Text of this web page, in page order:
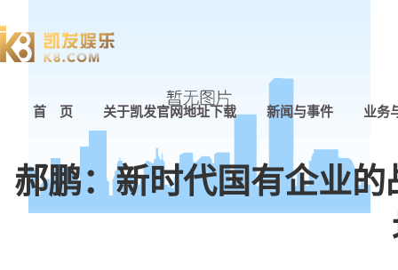
首 页 关于凯发官网地址下载 新闻与事件 业务
郝鹏：新时代国有企业